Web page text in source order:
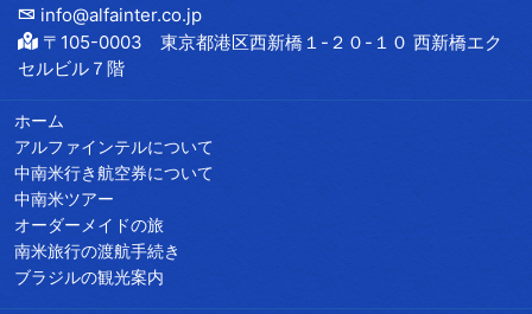
info@alfainter.co.jp
〒105-0003 東京都港区西新橋１-２０-１０ 西新橋エク
セルビル７階
ホーム
アルファインテルについて
中南米行き航空券について
中南米ツアー
オーダーメイドの旅
南米旅行の渡航手続き
ブラジルの観光案内